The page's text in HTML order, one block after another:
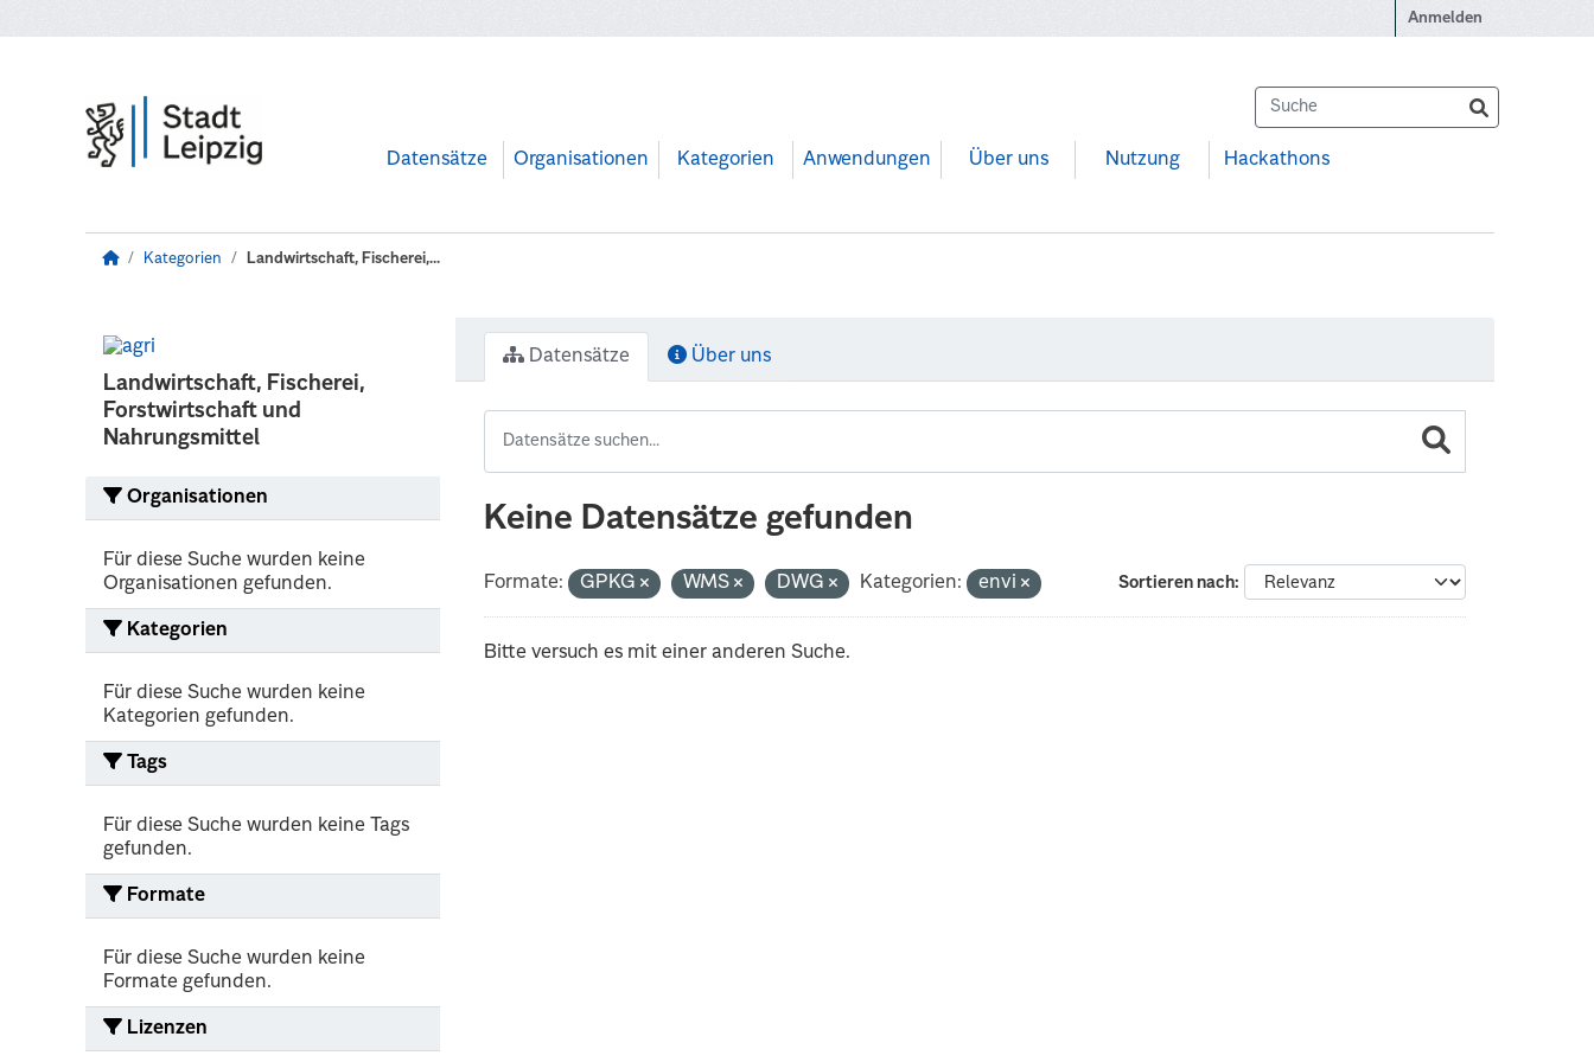
Anmelden
Datensätze Organisationen Kategorien Anwendungen Über uns Nutzung Hackathons
Kategorien Landwirtschaft, Fischerei,...
Landwirtschaft, Fischerei,
Forstwirtschaft und
Nahrungsmittel
Organisationen
Für diese Suche wurden keine
Organisationen gefunden.
Kategorien
Für diese Suche wurden keine
Kategorien gefunden.
Tags
Für diese Suche wurden keine Tags
gefunden.
Formate
Für diese Suche wurden keine
Formate gefunden.
Lizenzen
Datensätze Über uns
Keine Datensätze gefunden
Sortieren nach
Formate: GPKG WMS DWG Kategorien: envi
Bitte versuch es mit einer anderen Suche.